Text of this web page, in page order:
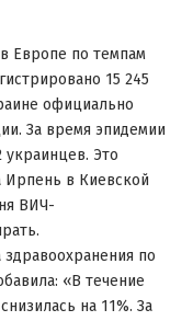
Европе по темпам
15 245
официально
За время эпидемии
украинцев. Это
Ирпень в Киевской
ВИЧ-
по
«В течение
на 11%. За